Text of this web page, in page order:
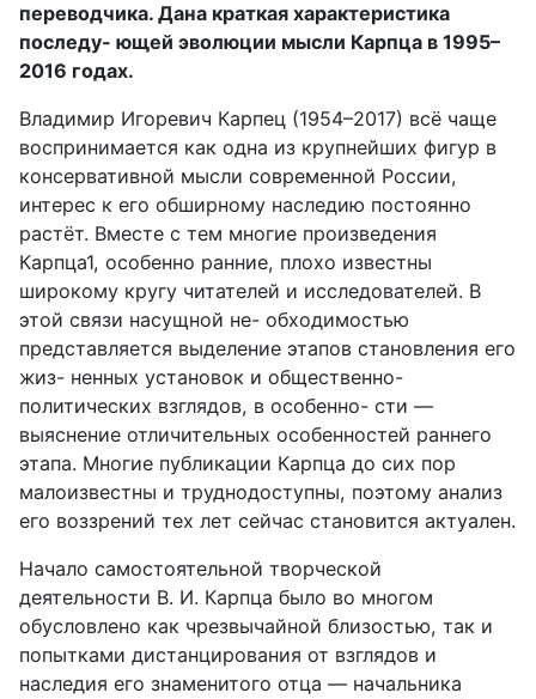
переводчика. Дана краткая характеристика
последу- ющей эволюции мысли Карпца в 1995–
2016 годах.
Владимир Игоревич Карпец (1954–2017) всё чаще
воспринимается как одна из крупнейших фигур в
консервативной мысли современной России,
интерес к его обширному наследию постоянно
растёт. Вместе с тем многие произведения
Карпца1, особенно ранние, плохо известны
широкому кругу читателей и исследователей. В
этой связи насущной не- обходимостью
представляется выделение этапов становления его
жиз- ненных установок и общественно-
политических взглядов, в особенно- сти —
выяснение отличительных особенностей раннего
этапа. Многие публикации Карпца до сих пор
малоизвестны и труднодоступны, поэтому анализ
его воззрений тех лет сейчас становится актуален.
Начало самостоятельной творческой
деятельности В. И. Карпца было во многом
обусловлено как чрезвычайной близостью, так и
попытками дистанцирования от взглядов и
наследия его знаменитого отца — начальника